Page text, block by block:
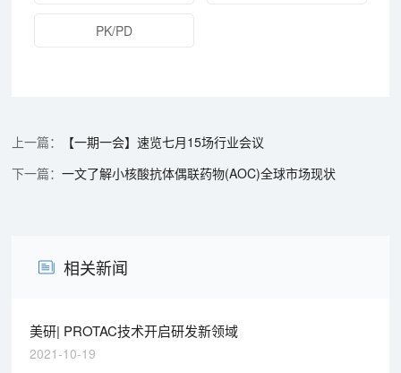
PK/PD
【一期一会】速览七月15场行业会议
一文了解小核酸抗体偶联药物(AOC)全球市场现状
相关新闻
美研| PROTAC技术开启研发新领域
2021-10-19